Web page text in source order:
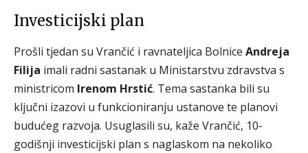
Investicijski plan
Prošli tjedan su Vrančić i ravnateljica Bolnice Andreja
Filija imali radni sastanak u Ministarstvu zdravstva s
ministricom Irenom Hrstić. Tema sastanka bili su
ključni izazovi u funkcioniranju ustanove te planovi
budućeg razvoja. Usuglasili su, kaže Vrančić, 10-
godišnji investicijski plan s naglaskom na nekoliko